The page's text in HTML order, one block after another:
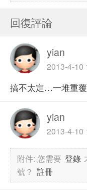
回復評論
yian
2013-4-10
搞不太定…一堆重覆
yian
2013-4-10
附件:您需要 登錄
號？ 註冊